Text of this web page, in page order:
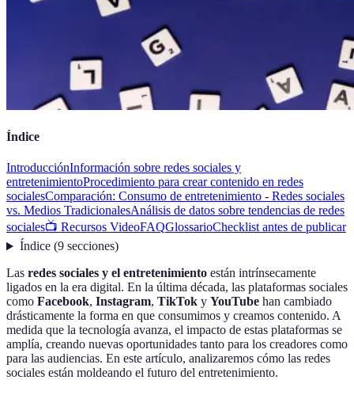
Índice
IntroducciónInformación sobre redes sociales y
entretenimientoProcedimiento para crear contenido en redes
socialesComparación: Consumo de entretenimiento - Redes sociales
vs. Medios TradicionalesAnálisis de datos sobre tendencias de redes
sociales📺 Recursos VideoFAQGlossarioChecklist antes de publicar
Índice(9 secciones)
Las redes sociales y el entretenimiento están intrínsecamente
ligados en la era digital. En la última década, las plataformas sociales
como Facebook, Instagram, TikTok y YouTube han cambiado
drásticamente la forma en que consumimos y creamos contenido. A
medida que la tecnología avanza, el impacto de estas plataformas se
amplía, creando nuevas oportunidades tanto para los creadores como
para las audiencias. En este artículo, analizaremos cómo las redes
sociales están moldeando el futuro del entretenimiento.